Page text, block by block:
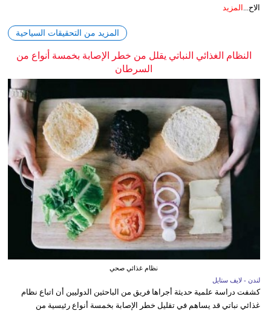
الاح... المزيد
المزيد من التحقيقات السياحية
النظام الغذائي النباتي يقلل من خطر الإصابة بخمسة أنواع من
السرطان
نظام غذائي صحي
لندن - لايف ستايل
كشفت دراسة علمية حديثة أجراها فريق من الباحثين الدوليين أن اتباع نظام
غذائي نباتي قد يساهم في تقليل خطر الإصابة بخمسة أنواع رئيسية من